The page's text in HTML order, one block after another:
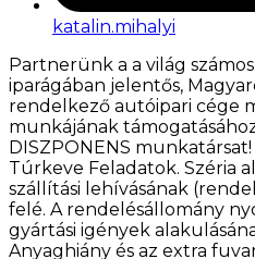
katalin.mihalyi
Partnerünk a a világ
iparágában jelentős,
rendelkező autóipari cége
munkájának
DISZPONENS
Túrkeve Feladatok. Széria
szállítási lehívásának
felé. A rendelésállomány
gyártási igények
Anyaghiány és az extra